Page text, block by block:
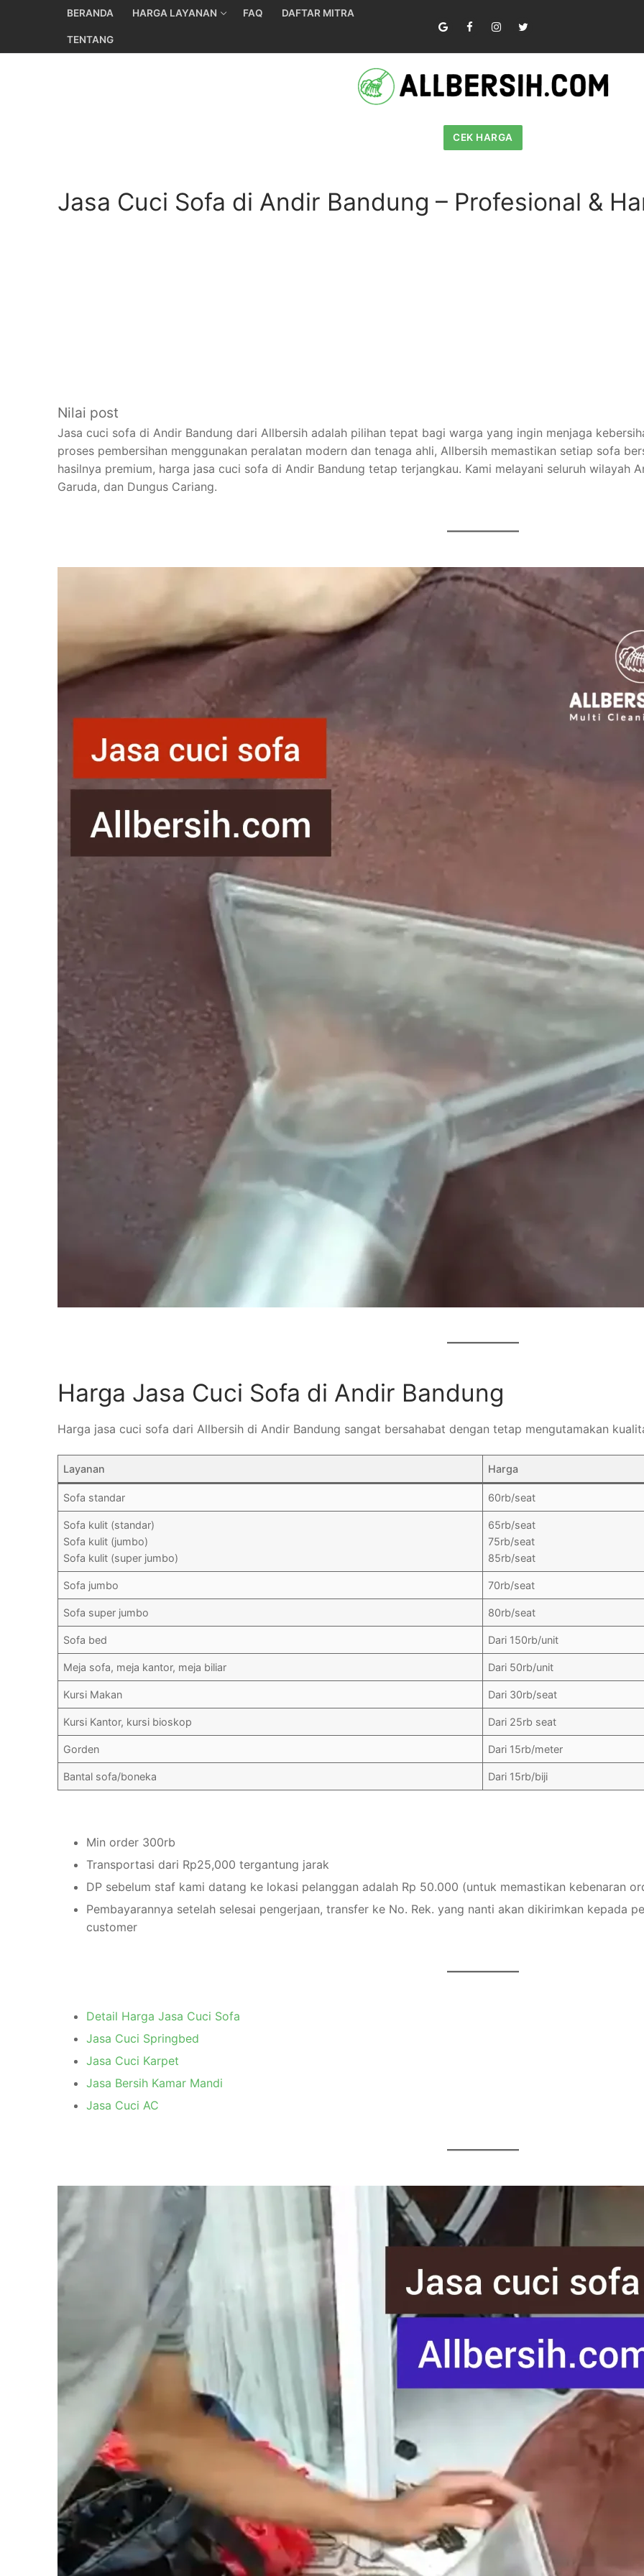
BERANDA HARGA LAYANAN FAQ DAFTAR MITRA
TENTANG
CEK HARGA
Jasa Cuci Sofa di Andir Bandung – Profesional &
Nilai post
Jasa cuci sofa di Andir Bandung dari Allbersih adalah pilihan tepat bagi warga yang ingin menjaga
proses pembersihan menggunakan peralatan modern dan tenaga ahli, Allbersih memastikan setiap sofa
hasilnya premium, harga jasa cuci sofa di Andir Bandung tetap terjangkau. Kami melayani seluruh wilayah
Garuda, dan Dungus Cariang.
Harga Jasa Cuci Sofa di Andir Bandung
Harga jasa cuci sofa dari Allbersih di Andir Bandung sangat bersahabat dengan tetap mengutamakan
Layanan Harga
Sofa standar 60rb/seat
Sofa kulit (standar)
Sofa kulit (jumbo)
Sofa kulit (super jumbo)
65rb/seat
75rb/seat
85rb/seat
Sofa jumbo 70rb/seat
Sofa super jumbo 80rb/seat
Sofa bed Dari 150rb/unit
Meja sofa, meja kantor, meja biliar Dari 50rb/unit
Kursi Makan Dari 30rb/seat
Kursi Kantor, kursi bioskop Dari 25rb seat
Gorden Dari 15rb/meter
Bantal sofa/boneka Dari 15rb/biji
Min order 300rb
Transportasi dari Rp25,000 tergantung jarak
DP sebelum staf kami datang ke lokasi pelanggan adalah Rp 50.000 (untuk memastikan kebenaran
Pembayarannya setelah selesai pengerjaan, transfer ke No. Rek. yang nanti akan dikirimkan kepada
customer
Detail Harga Jasa Cuci Sofa
Jasa Cuci Springbed
Jasa Cuci Karpet
Jasa Bersih Kamar Mandi
Jasa Cuci AC